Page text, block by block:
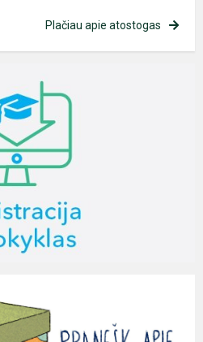
Plačiau apie atostogas